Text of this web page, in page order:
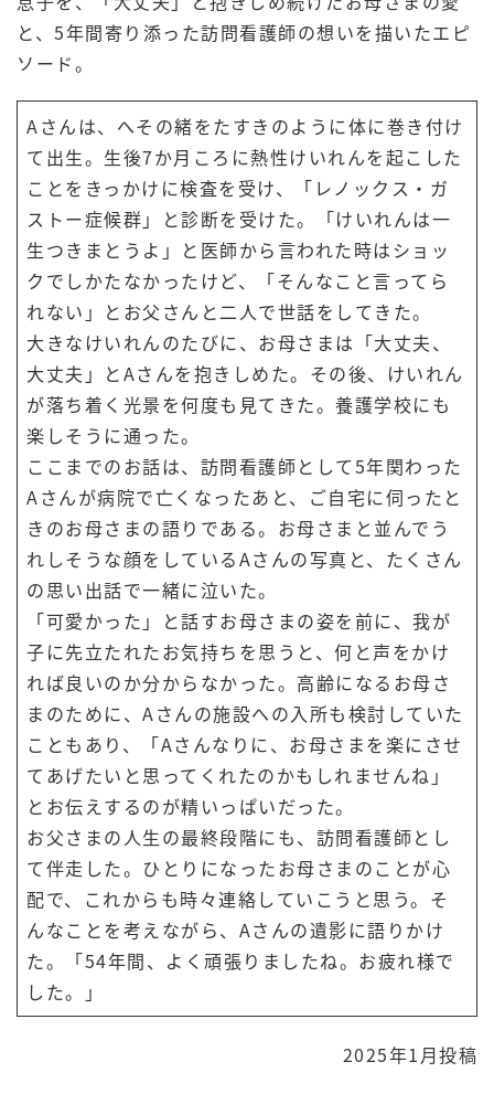
と、5年間寄り添った訪問看護師の想いを描いたエピ
ソード。
Aさんは、へその緒をたすきのように体に巻き付け
て出生。生後7か月ころに熱性けいれんを起こした
ことをきっかけに検査を受け、「レノックス・ガ
ストー症候群」と診断を受けた。「けいれんは一
生つきまとうよ」と医師から言われた時はショッ
クでしかたなかったけど、「そんなこと言ってら
れない」とお父さんと二人で世話をしてきた。
大きなけいれんのたびに、お母さまは「大丈夫、
大丈夫」とAさんを抱きしめた。その後、けいれん
が落ち着く光景を何度も見てきた。養護学校にも
楽しそうに通った。
ここまでのお話は、訪問看護師として5年関わった
Aさんが病院で亡くなったあと、ご自宅に伺ったと
きのお母さまの語りである。お母さまと並んでう
れしそうな顔をしているAさんの写真と、たくさん
の思い出話で一緒に泣いた。
「可愛かった」と話すお母さまの姿を前に、我が
子に先立たれたお気持ちを思うと、何と声をかけ
れば良いのか分からなかった。高齢になるお母さ
まのために、Aさんの施設への入所も検討していた
こともあり、「Aさんなりに、お母さまを楽にさせ
てあげたいと思ってくれたのかもしれませんね」
とお伝えするのが精いっぱいだった。
お父さまの人生の最終段階にも、訪問看護師とし
て伴走した。ひとりになったお母さまのことが心
配で、これからも時々連絡していこうと思う。そ
んなことを考えながら、Aさんの遺影に語りかけ
た。「54年間、よく頑張りましたね。お疲れ様で
した。」
2025年1月投稿